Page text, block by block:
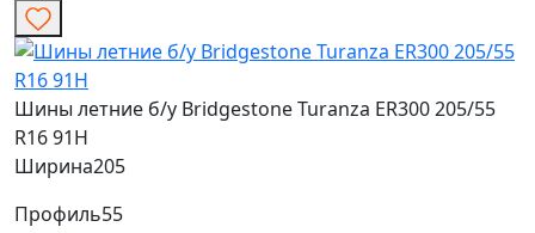
Шины летние б/у Bridgestone Turanza ER300 205/55
R16 91H
Ширина205
Профиль55